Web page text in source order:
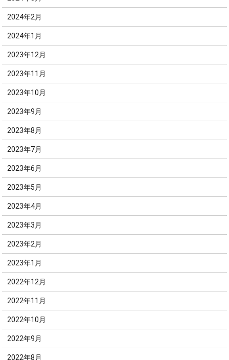
2024年2月
2024年1月
2023年12月
2023年11月
2023年10月
2023年9月
2023年8月
2023年7月
2023年6月
2023年5月
2023年4月
2023年3月
2023年2月
2023年1月
2022年12月
2022年11月
2022年10月
2022年9月
2022年8月